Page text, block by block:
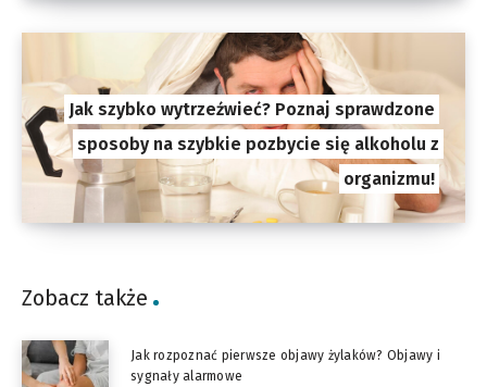
Jak szybko wytrzeźwieć? Poznaj sprawdzone
sposoby na szybkie pozbycie się alkoholu z
organizmu!
Zobacz także
Jak rozpoznać pierwsze objawy żylaków? Objawy i
sygnały alarmowe